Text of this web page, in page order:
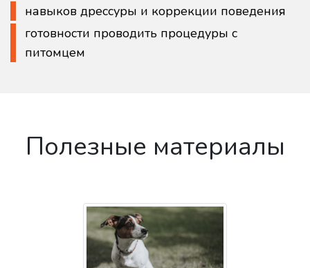
навыков дрессуры и коррекции поведения
готовности проводить процедуры с
питомцем
Полезные материалы